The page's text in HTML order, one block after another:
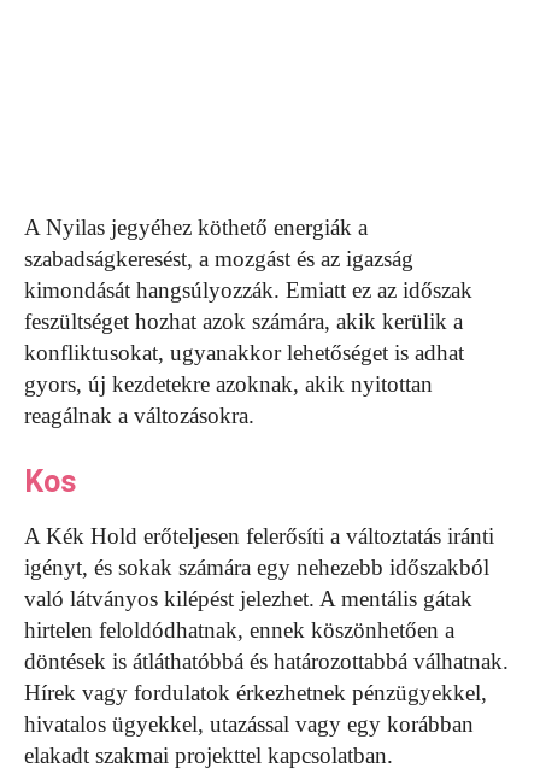
A Nyilas jegyéhez köthető energiák a
szabadságkeresést, a mozgást és az igazság
kimondását hangsúlyozzák. Emiatt ez az időszak
feszültséget hozhat azok számára, akik kerülik a
konfliktusokat, ugyanakkor lehetőséget is adhat
gyors, új kezdetekre azoknak, akik nyitottan
reagálnak a változásokra.
Kos
A Kék Hold erőteljesen felerősíti a változtatás iránti
igényt, és sokak számára egy nehezebb időszakból
való látványos kilépést jelezhet. A mentális gátak
hirtelen feloldódhatnak, ennek köszönhetően a
döntések is átláthatóbbá és határozottabbá válhatnak.
Hírek vagy fordulatok érkezhetnek pénzügyekkel,
hivatalos ügyekkel, utazással vagy egy korábban
elakadt szakmai projekttel kapcsolatban.